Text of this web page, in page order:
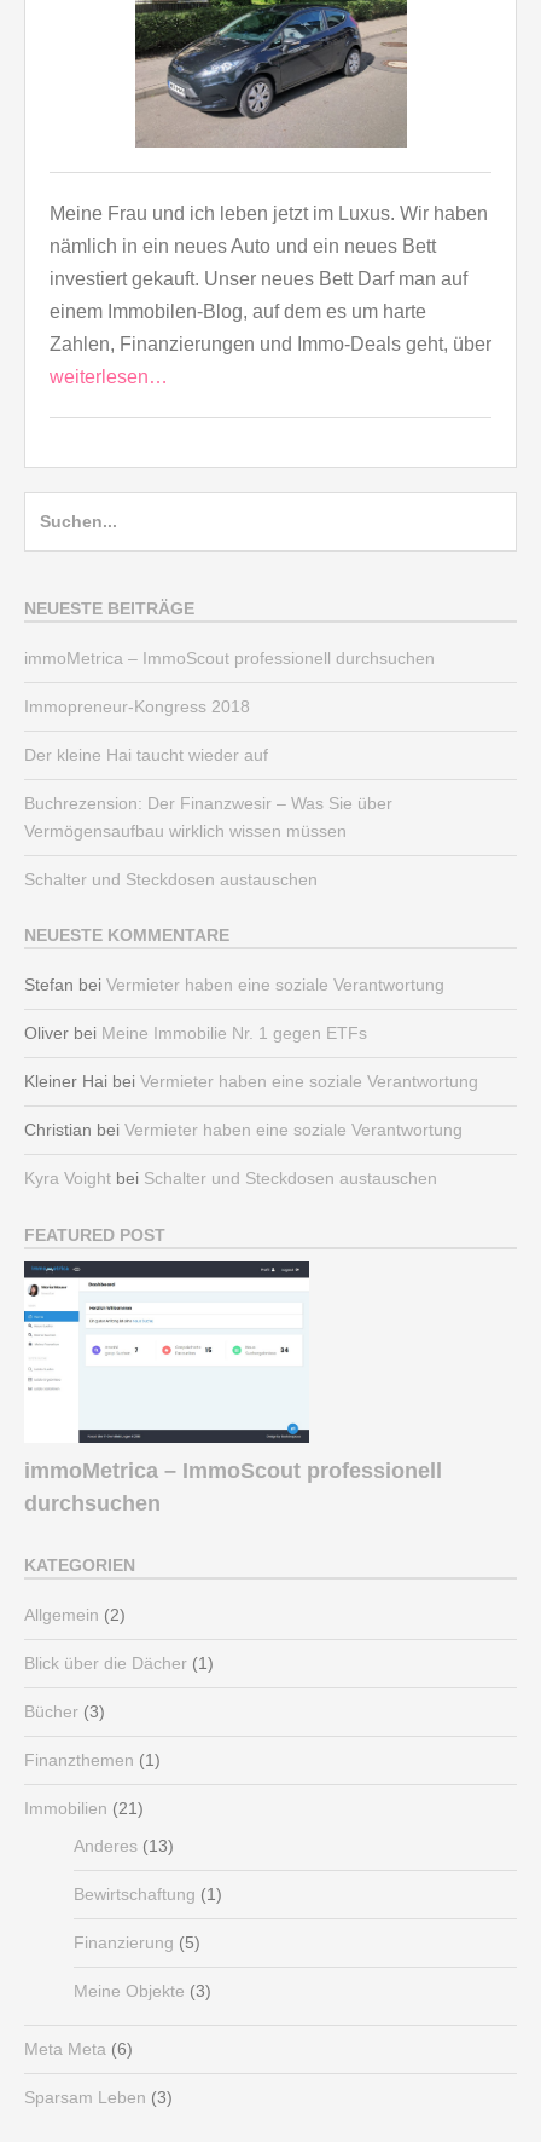
Meine Frau und ich leben jetzt im Luxus. Wir haben
nämlich in ein neues Auto und ein neues Bett
investiert gekauft. Unser neues Bett Darf man auf
einem Immobilen-Blog, auf dem es um harte
Zahlen, Finanzierungen und Immo-Deals geht, über
weiterlesen…
NEUESTE BEITRÄGE
immoMetrica – ImmoScout professionell durchsuchen
Immopreneur-Kongress 2018
Der kleine Hai taucht wieder auf
Buchrezension: Der Finanzwesir – Was Sie über
Vermögensaufbau wirklich wissen müssen
Schalter und Steckdosen austauschen
NEUESTE KOMMENTARE
Stefan bei Vermieter haben eine soziale Verantwortung
Oliver bei Meine Immobilie Nr. 1 gegen ETFs
Kleiner Hai bei Vermieter haben eine soziale Verantwortung
Christian bei Vermieter haben eine soziale Verantwortung
Kyra Voight bei Schalter und Steckdosen austauschen
FEATURED POST
immoMetrica – ImmoScout professionell
durchsuchen
KATEGORIEN
Allgemein (2)
Blick über die Dächer (1)
Bücher (3)
Finanzthemen (1)
Immobilien (21)
Anderes (13)
Bewirtschaftung (1)
Finanzierung (5)
Meine Objekte (3)
Meta Meta (6)
Sparsam Leben (3)